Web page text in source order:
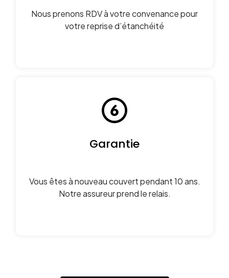
Nous prenons RDV à votre convenance pour
votre reprise d’étanchéité
Garantie
Vous êtes à nouveau couvert pendant 10 ans.
Notre assureur prend le relais.